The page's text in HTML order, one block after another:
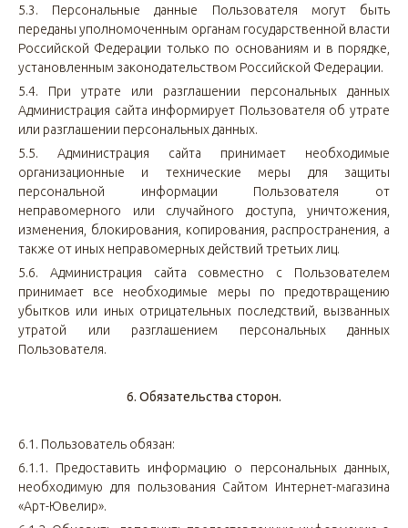
5.3. Персональные данные Пользователя могут быть
переданы уполномоченным органам государственной власти
Российской Федерации только по основаниям и в порядке,
установленным законодательством Российской Федерации.
5.4. При утрате или разглашении персональных данных
Администрация сайта информирует Пользователя об утрате
или разглашении персональных данных.
5.5. Администрация сайта принимает необходимые
организационные и технические меры для защиты
персональной информации Пользователя от
неправомерного или случайного доступа, уничтожения,
изменения, блокирования, копирования, распространения, а
также от иных неправомерных действий третьих лиц.
5.6. Администрация сайта совместно с Пользователем
принимает все необходимые меры по предотвращению
убытков или иных отрицательных последствий, вызванных
утратой или разглашением персональных данных
Пользователя.
6. Обязательства сторон.
6.1. Пользователь обязан:
6.1.1. Предоставить информацию о персональных данных,
необходимую для пользования Сайтом Интернет-магазина
«Арт-Ювелир».